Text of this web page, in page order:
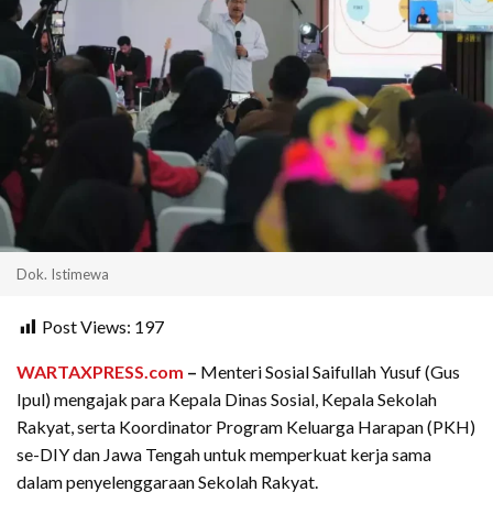
Dok. Istimewa
Post Views: 197
WARTAXPRESS.com – Menteri Sosial Saifullah Yusuf (Gus
Ipul) mengajak para Kepala Dinas Sosial, Kepala Sekolah
Rakyat, serta Koordinator Program Keluarga Harapan (PKH)
se-DIY dan Jawa Tengah untuk memperkuat kerja sama
dalam penyelenggaraan Sekolah Rakyat.